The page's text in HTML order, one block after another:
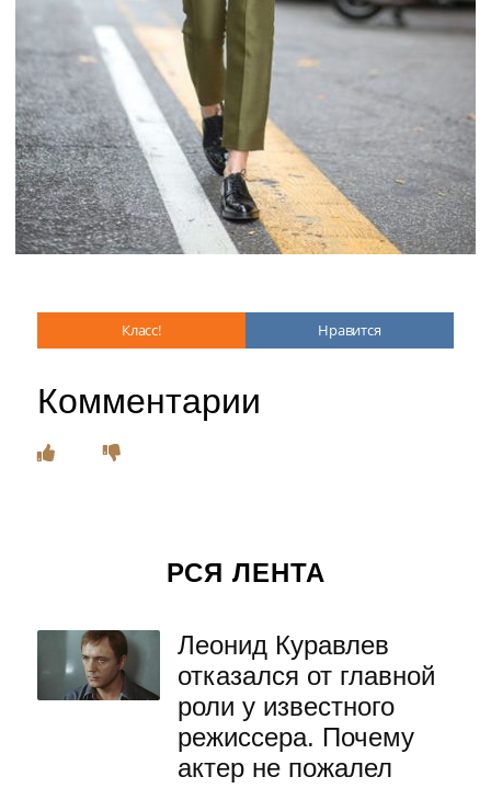
Класс! Нравится
Комментарии
РСЯ ЛЕНТА
Леонид Куравлев
отказался от главной
роли у известного
режиссера. Почему
актер не пожалел